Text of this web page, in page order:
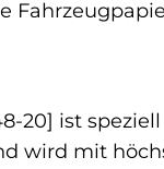
20] ist
wird mit